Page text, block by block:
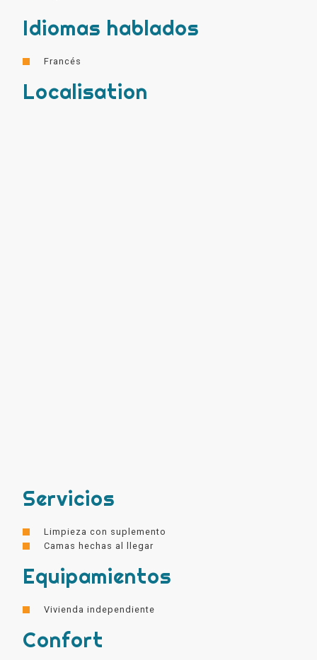
Idiomas hablados
Francés
Localisation
Servicios
Limpieza con suplemento
Camas hechas al llegar
Equipamientos
Vivienda independiente
Confort